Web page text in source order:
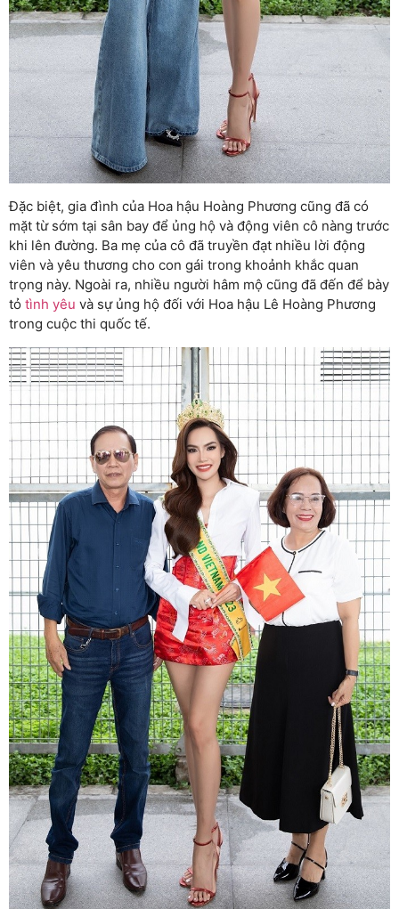
Đặc biệt, gia đình của Hoa hậu Hoàng Phương cũng đã có
mặt từ sớm tại sân bay để ủng hộ và động viên cô nàng trước
khi lên đường. Ba mẹ của cô đã truyền đạt nhiều lời động
viên và yêu thương cho con gái trong khoảnh khắc quan
trọng này. Ngoài ra, nhiều người hâm mộ cũng đã đến để bày
tỏ tình yêu và sự ủng hộ đối với Hoa hậu Lê Hoàng Phương
trong cuộc thi quốc tế.